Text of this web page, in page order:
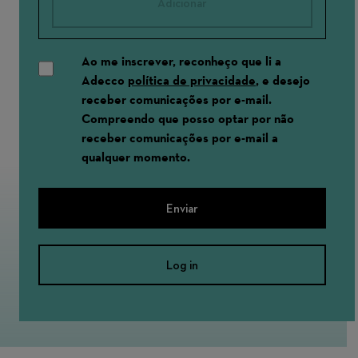
Ao me inscrever, reconheço que li a
Adecco política de privacidade, e desejo
receber comunicações por e-mail.
Compreendo que posso optar por não
receber comunicações por e-mail a
qualquer momento.
Enviar
Log in